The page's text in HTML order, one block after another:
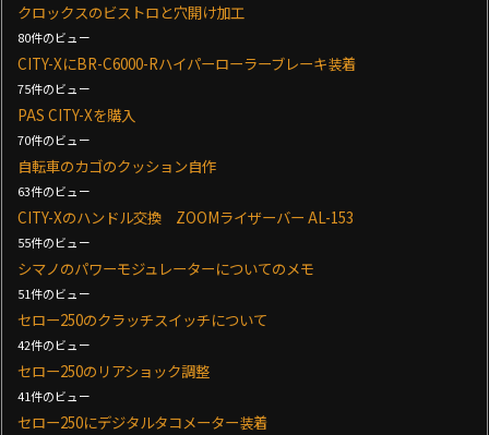
クロックスのビストロと穴開け加工
80件のビュー
CITY-XにBR-C6000-Rハイパーローラーブレーキ装着
75件のビュー
PAS CITY-Xを購入
70件のビュー
自転車のカゴのクッション自作
63件のビュー
CITY-Xのハンドル交換 ZOOMライザーバー AL-153
55件のビュー
シマノのパワーモジュレーターについてのメモ
51件のビュー
セロー250のクラッチスイッチについて
42件のビュー
セロー250のリアショック調整
41件のビュー
セロー250にデジタルタコメーター装着